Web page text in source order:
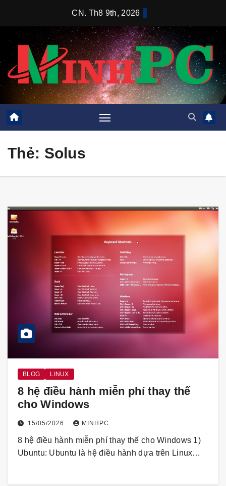
CN. Th8 9th, 2026
Thẻ: Solus
BLOG LINUX
8 hệ điều hành miễn phí thay thế
cho Windows
15/05/2026 MINHPC
8 hệ điều hành miễn phí thay thế cho Windows 1)
Ubuntu: Ubuntu là hệ điều hành dựa trên Linux…